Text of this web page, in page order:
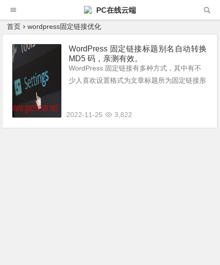
PC在线云端
首页 wordpress固定链接优化
WordPress 固定链接标题别名自动转换
MD5 码，亲测有效。
WordPress 固定链接有多种方式，其中有不
少人喜欢设置格式为文章标题所为固定链接形
名，否则会变成长长的中文转码，很不...
2022-11-25 3,822